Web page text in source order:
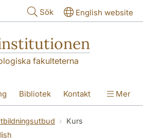
Sök English website
fakulteterna
Bibliotek Kontakt Mer
Kurs